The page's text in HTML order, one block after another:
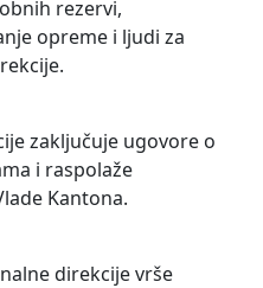
rezervi,
opreme i ljudi za
zaključuje ugovore o
i raspolaže
Kantona.
direkcije vrše